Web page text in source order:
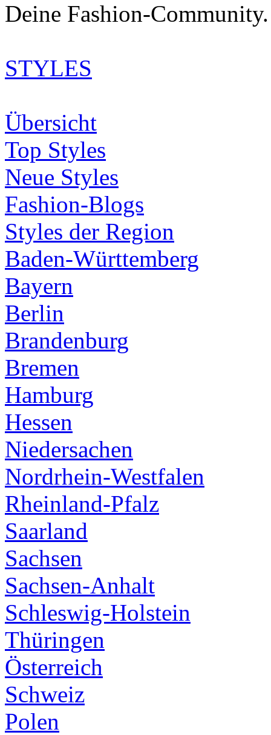
Deine Fashion-
STYLES
Übersicht
Top Styles
Neue Styles
Fashion-Blogs
Styles der Region
Baden-Württemberg
Bayern
Berlin
Brandenburg
Bremen
Hamburg
Hessen
Niedersachen
Nordrhein-Westfalen
Rheinland-Pfalz
Saarland
Sachsen
Sachsen-Anhalt
Schleswig-Holstein
Thüringen
Österreich
Schweiz
Polen